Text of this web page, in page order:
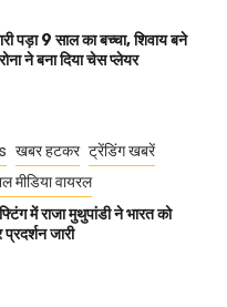
पड़ा 9 साल का बच्चा, शिवाय बने
ने बना दिया चेस प्लेयर
खबर हटकर ट्रेंडिंग खबरें
मीडिया वायरल
में राजा मुथुपांडी ने भारत को
प्रदर्शन जारी